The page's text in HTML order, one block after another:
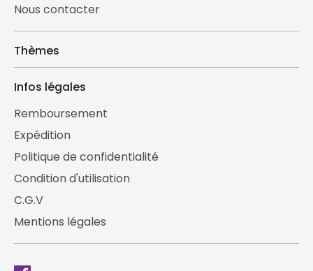
Nous contacter
Thèmes
Infos légales
Remboursement
Expédition
Politique de confidentialité
Condition d'utilisation
C.G.V
Mentions légales